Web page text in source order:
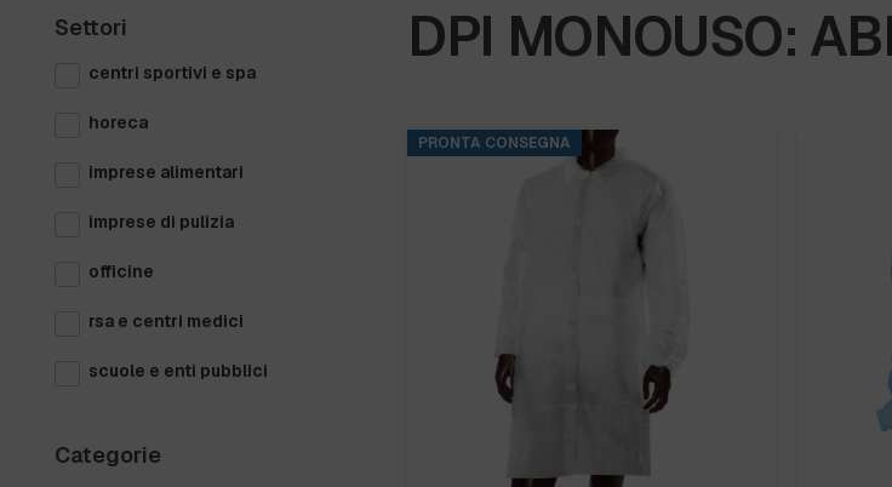
Settori
centri sportivi e spa
horeca
imprese alimentari
imprese di pulizia
officine
rsa e centri medici
scuole e enti pubblici
Categorie
DPI MONOUSO:
PRONTA CONSEGNA